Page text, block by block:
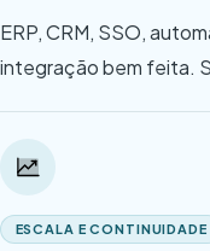
ERP, CRM, SSO,
integração bem feita.
ESCALA E CONTINUIDADE